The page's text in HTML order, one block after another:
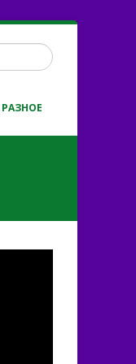
РАЗНОЕ